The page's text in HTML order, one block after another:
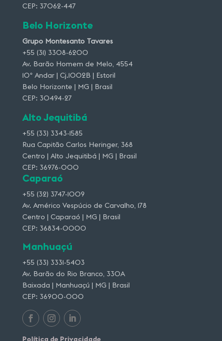
CEP: 37062-447
Belo Horizonte
Grupo Montesanto Tavares
+55 (31) 3308-6200
Av. Barão Homem de Melo, 4554
10º Andar | Cj.1002B | Estoril
Belo Horizonte | MG | Brasil
CEP: 30494-27
Alto Jequitibá
+55 (33) 3343-1585
Rua Capitão Carlos Heringer, 368
Centro | Alto Jequitibá | MG | Brasil
CEP: 36976-000
Caparaó
+55 (32) 3747-1009
Av. Américo Vespúcio de Carvalho, 178
Centro | Caparaó | MG | Brasil
CEP: 36834-0000
Manhuaçú
+55 (33) 3331-5403
Av. Barão do Rio Branco, 330A
Baixada | Manhuaçú | MG | Brasil
CEP: 36900-000
Política de Privacidade